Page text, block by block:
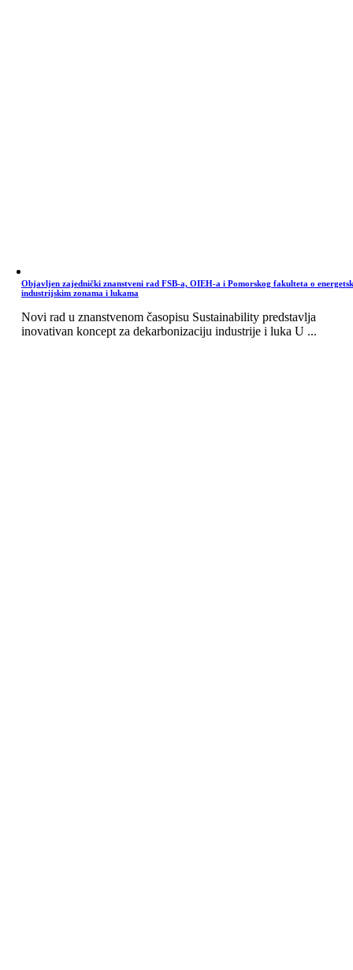
Objavljen zajednički znanstveni rad FSB-a, OIEH-a i Pomorskog fakulteta o
industrijskim zonama i lukama
Novi rad u znanstvenom časopisu Sustainability predstavlja
inovativan koncept za dekarbonizaciju industrije i luka U ...